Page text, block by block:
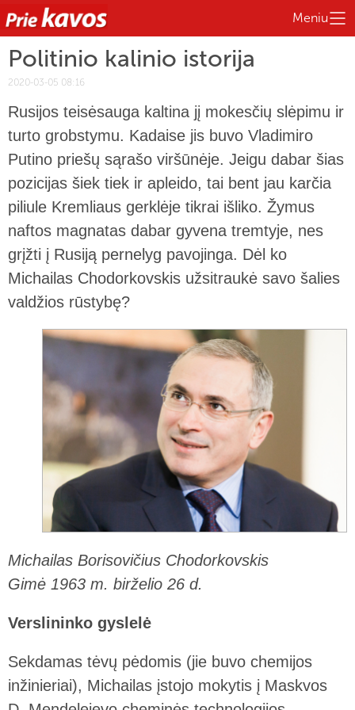
Meniu
Politinio kalinio istorija
2020-03-05 08:16
Rusijos teisėsauga kaltina jį mokesčių slėpimu ir
turto grobstymu. Kadaise jis buvo Vladimiro
Putino priešų sąrašo viršūnėje. Jeigu dabar šias
pozicijas šiek tiek ir apleido, tai bent jau karčia
piliule Kremliaus gerklėje tikrai išliko. Žymus
naftos magnatas dabar gyvena tremtyje, nes
grįžti į Rusiją pernelyg pavojinga. Dėl ko
Michailas Chodorkovskis užsitraukė savo šalies
valdžios rūstybę?
Michailas Borisovičius Chodorkovskis
Gimė 1963 m. birželio 26 d.
Verslininko gyslelė
Sekdamas tėvų pėdomis (jie buvo chemijos
inžinieriai), Michailas įstojo mokytis į Maskvos